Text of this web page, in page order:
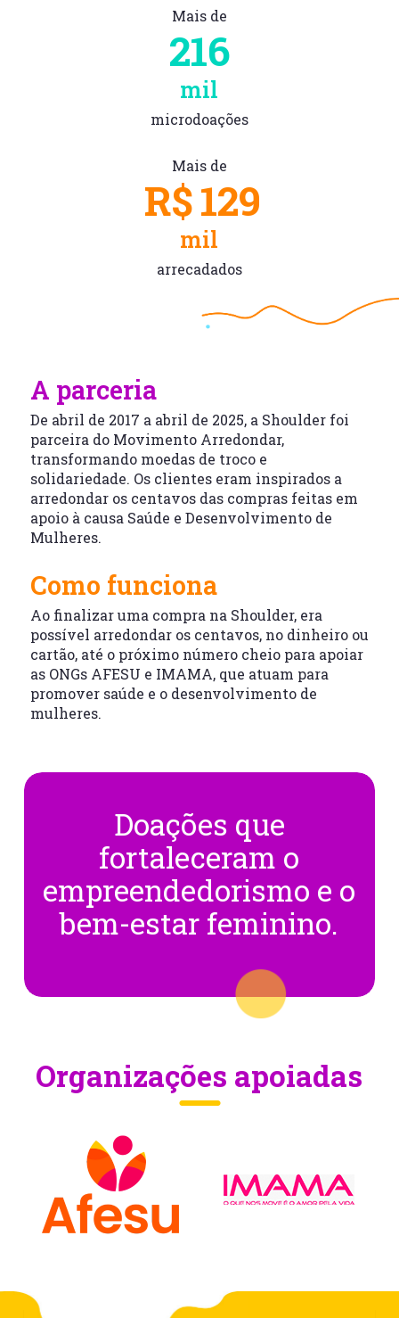
Mais de
216
mil
microdoações
Mais de
R$129
mil
arrecadados
A parceria
De abril de 2017 a abril de 2025, a Shoulder foi
parceira do Movimento Arredondar,
transformando moedas de troco e
solidariedade. Os clientes eram inspirados a
arredondar os centavos das compras feitas em
apoio à causa Saúde e Desenvolvimento de
Mulheres.
Como funciona
Ao finalizar uma compra na Shoulder, era
possível arredondar os centavos, no dinheiro ou
cartão, até o próximo número cheio para apoiar
as ONGs AFESU e IMAMA, que atuam para
promover saúde e o desenvolvimento de
mulheres.
Doações que
fortaleceram o
empreendedorismo e o
bem-estar feminino.
Organizações apoiadas